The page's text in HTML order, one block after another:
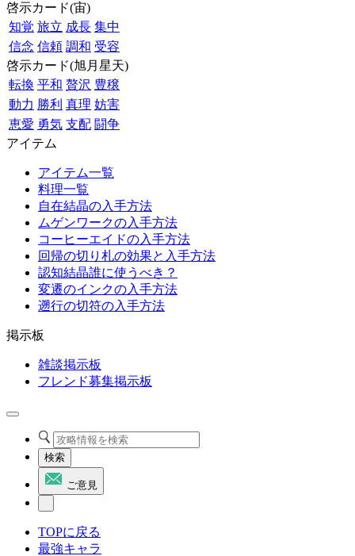
啓示カード(宙)
知覚 旅立 成長 集中
信念 信頼 調和 受容
啓示カード(旭月星天)
転換 平和 贅沢 豊穣
動力 勝利 真理 妨害
恵愛 勇気 支配 闘争
アイテム
アイテム一覧
料理一覧
自在結晶の入手方法
ムゲンワークの入手方法
コーヒーエイドの入手方法
回帰の切り札の効果と入手方法
認知結晶誰に使うべき？
変遷のインクの入手方法
遡行の切符の入手方法
掲示板
雑談掲示板
フレンド募集掲示板
検索
ご意見
TOPに戻る
最強キャラ